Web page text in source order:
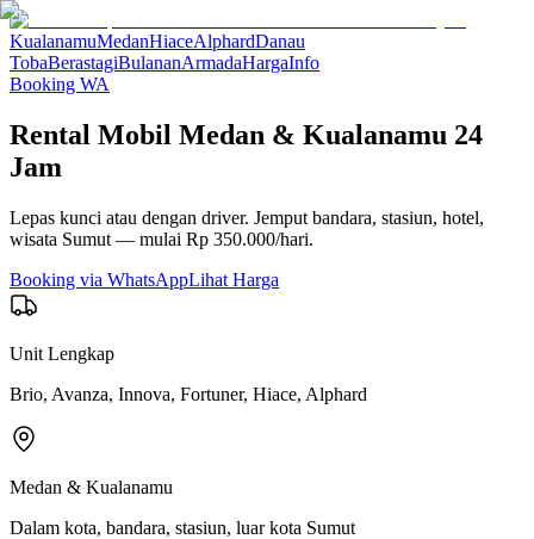
KualanamuMedanHiaceAlphardDanau
TobaBerastagiBulananArmadaHargaInfo
Booking WA
Rental Mobil Medan & Kualanamu 24
Jam
Lepas kunci atau dengan driver. Jemput bandara, stasiun, hotel,
wisata Sumut — mulai Rp 350.000/hari.
Booking via WhatsAppLihat Harga
Unit Lengkap
Brio, Avanza, Innova, Fortuner, Hiace, Alphard
Medan & Kualanamu
Dalam kota, bandara, stasiun, luar kota Sumut